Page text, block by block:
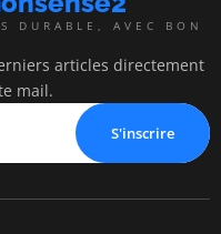
DURABLE, AVEC BON
articles directement
mail.
S'inscrire